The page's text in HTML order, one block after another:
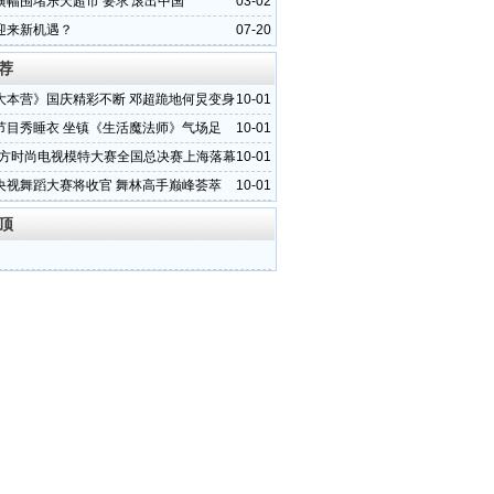
07-20
来新机遇？
10-01
本营》国庆精彩不断 邓超跪地何炅变身
10-01
目秀睡衣 坐镇《生活魔法师》气场足
10-01
时尚电视模特大赛全国总决赛上海落幕
10-01
视舞蹈大赛将收官 舞林高手巅峰荟萃